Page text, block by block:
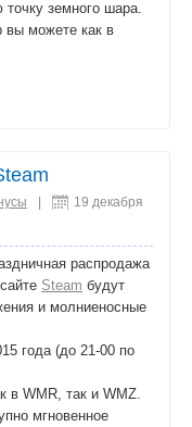
земного шара.
вы можете как в
19 декабря
распродажа
Steam будут
и молниеносные
года (до 21-00 по
в WMR, так и WMZ.
мгновенное